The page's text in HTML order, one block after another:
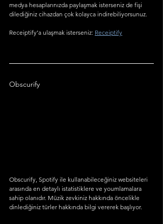
medya hesaplarınızda paylaşmak isterseniz de fişi
dilediğiniz cihazdan çok kolayca indirebiliyorsunuz.
Receiptify’a ulaşmak isterseniz: Receiptify
Obscurify
Obscurify, Spotify ile kullanabileceğiniz websiteleri
arasında en detaylı istatistiklere ve youmlamalara
sahip olanıdır. Müzik zevkiniz hakkında öncelikle
dinlediğiniz türler hakkında bilgi vererek başlıyor.